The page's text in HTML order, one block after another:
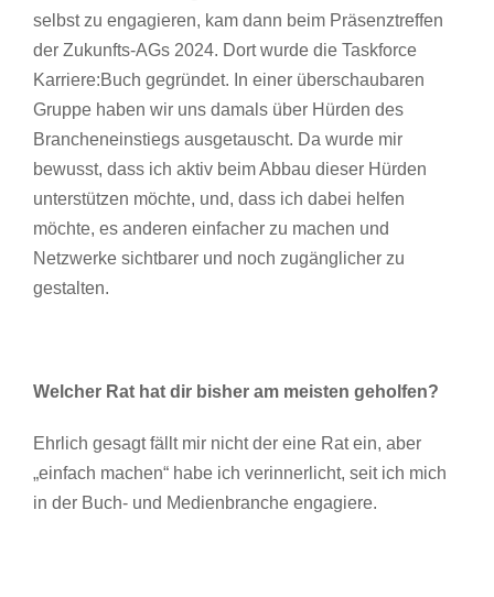
selbst zu engagieren, kam dann beim Präsenztreffen
der Zukunfts-AGs 2024. Dort wurde die Taskforce
Karriere:Buch gegründet. In einer überschaubaren
Gruppe haben wir uns damals über Hürden des
Brancheneinstiegs ausgetauscht. Da wurde mir
bewusst, dass ich aktiv beim Abbau dieser Hürden
unterstützen möchte, und, dass ich dabei helfen
möchte, es anderen einfacher zu machen und
Netzwerke sichtbarer und noch zugänglicher zu
gestalten.
Welcher Rat hat dir bisher am meisten geholfen?
Ehrlich gesagt fällt mir nicht der eine Rat ein, aber
„einfach machen“ habe ich verinnerlicht, seit ich mich
in der Buch- und Medienbranche engagiere.